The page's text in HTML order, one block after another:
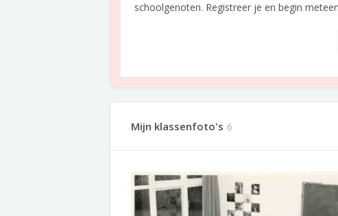
schoolgenoten. Registreer je en begin
Mijn klassenfoto's 6